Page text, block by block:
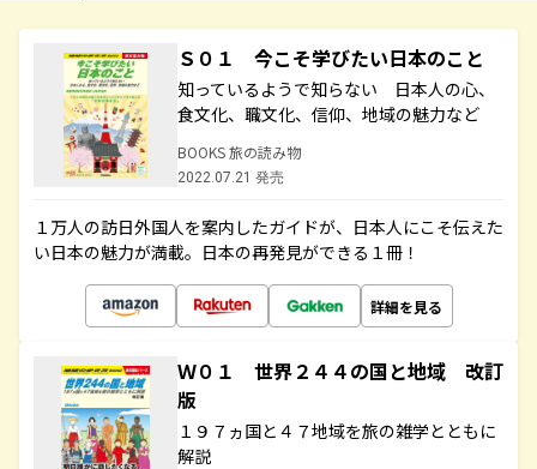
Ｓ０１ 今こそ学びたい日本のこと
知っているようで知らない 日本人の心、
食文化、職文化、信仰、地域の魅力など
BOOKS 旅の読み物
2022.07.21 発売
１万人の訪日外国人を案内したガイドが、日本人にこそ伝えた
い日本の魅力が満載。日本の再発見ができる１冊！
詳細を見る
Ｗ０１ 世界２４４の国と地域 改訂
版
１９７ヵ国と４７地域を旅の雑学とともに
解説